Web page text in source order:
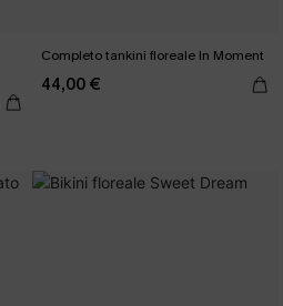
Completo tankini floreale In Moment
44,00 €